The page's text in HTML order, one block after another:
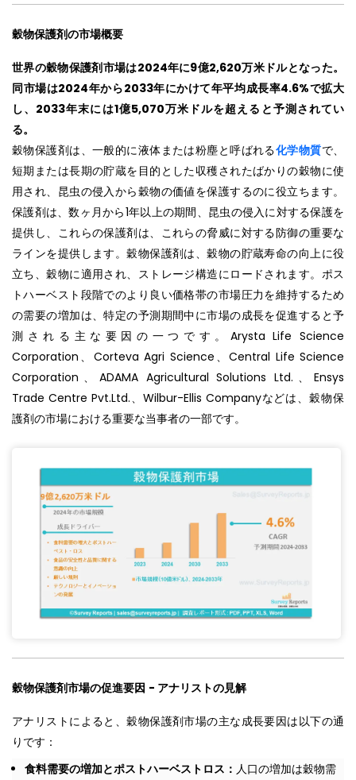
穀物保護剤の市場概要
世界の穀物保護剤市場は2024年に9億2,620万米ドルとなった。
同市場は2024年から2033年にかけて年平均成長率4.6%で拡大
し、2033年末には1億5,070万米ドルを超えると予測されてい
る。
穀物保護剤は、一般的に液体または粉塵と呼ばれる化学物質で、
短期または長期の貯蔵を目的とした収穫されたばかりの穀物に使
用され、昆虫の侵入から穀物の価値を保護するのに役立ちます。
保護剤は、数ヶ月から1年以上の期間、昆虫の侵入に対する保護を
提供し、これらの保護剤は、これらの脅威に対する防御の重要な
ラインを提供します。穀物保護剤は、穀物の貯蔵寿命の向上に役
立ち、穀物に適用され、ストレージ構造にロードされます。ポス
トハーベスト段階でのより良い価格帯の市場圧力を維持するため
の需要の増加は、特定の予測期間中に市場の成長を促進すると予
測される主な要因の一つです。Arysta Life Science
Corporation、Corteva Agri Science、Central Life Science
Corporation、ADAMA Agricultural Solutions Ltd.、Ensys
Trade Centre Pvt.Ltd.、Wilbur-Ellis Companyなどは、穀物保
護剤の市場における重要な当事者の一部です。
穀物保護剤市場の促進要因 - アナリストの見解
アナリストによると、穀物保護剤市場の主な成長要因は以下の通
りです：
食料需要の増加とポストハーベストロス： 人口の増加は穀物需